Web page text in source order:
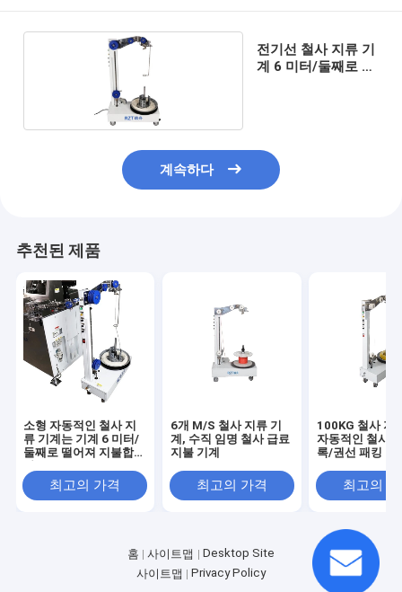
전기선 철사 지류 기
계 6 미터/둘째로 자
계속하다
추천된 제품
소형 자동적인 철사 지
류 기계는 기계 6 미터/
둘째로 떨어져 지불합니
최고의 가격
6개 M/S 철사 지류 기
계, 수직 임명 철사 급료
지불 기계
최고의 가격
100KG 철사 지
자동적인 철사
록/권선 패킹
최고의
홈 사이트맵
Desktop Site
사이트맵
Privacy Policy